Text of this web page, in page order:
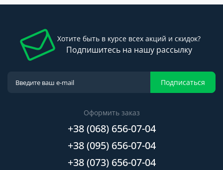
Хотите быть в курсе всех акций и скидок?
Подпишитесь на нашу рассылку
Подписаться
Оформить заказ
+38 (068) 656-07-04
+38 (095) 656-07-04
+38 (073) 656-07-04